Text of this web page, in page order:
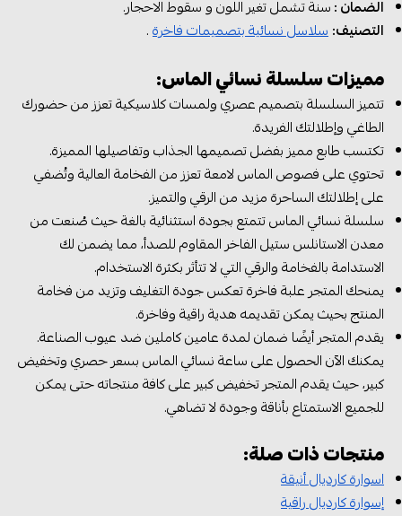
الضمان :سنة تشمل تغير اللون و سقوط الاحجار.
التصنيف:سلاسل نسائية بتصميمات فاخرة.
مميزات سلسلة نسائي الماس:
تتميز السلسلة بتصميم عصري ولمسات كلاسيكية تعزز من حضورك
الطاغي وإطلالتك الفريدة.
تكتسب طابع مميز بفضل تصميمها الجذاب وتفاصيلها المميزة.
تحتوي على فصوص الماس لامعة تعزز من الفخامة العالية وتُضفي
على إطلالتك الساحرة مزيد من الرقي والتميز.
سلسلة نسائي الماس تتمتع بجودة استثنائية بالغة حيث صُنعت من
معدن الاستانلس ستيل الفاخر المقاوم للصدأ، مما يضمن لك
الاستدامة بالفخامة والرقي التي لا تتأثر بكثرة الاستخدام.
يمنحك المتجر علبة فاخرة تعكس جودة التغليف وتزيد من فخامة
المنتج بحيث يمكن تقديمه هدية راقية وفاخرة.
يقدم المتجر أيضًا ضمان لمدة عامين كاملين ضد عيوب الصناعة.
يمكنك الآن الحصول على ساعة نسائي الماس بسعر حصري وتخفيض
كبير، حيث يقدم المتجر تخفيض كبير على كافة منتجاته حتى يمكن
للجميع الاستمتاع بأناقة وجودة لا تضاهي.
منتجات ذات صلة:
اسوارة كارديال أنيقة
إسوارة كارديال راقية